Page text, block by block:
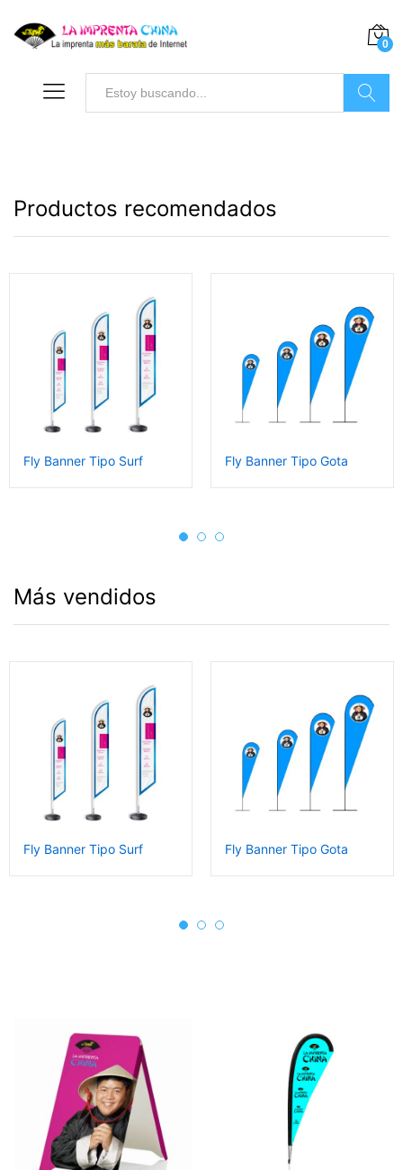
0
Productos recomendados
Fly Banner Tipo Surf Fly Banner Tipo Gota
Más vendidos
Fly Banner Tipo Surf Fly Banner Tipo Gota